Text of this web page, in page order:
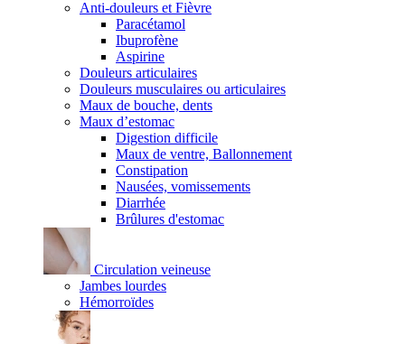
Anti-douleurs et Fièvre
Paracétamol
Ibuprofène
Aspirine
Douleurs articulaires
Douleurs musculaires ou articulaires
Maux de bouche, dents
Maux d’estomac
Digestion difficile
Maux de ventre, Ballonnement
Constipation
Nausées, vomissements
Diarrhée
Brûlures d'estomac
Circulation veineuse
Jambes lourdes
Hémorroïdes